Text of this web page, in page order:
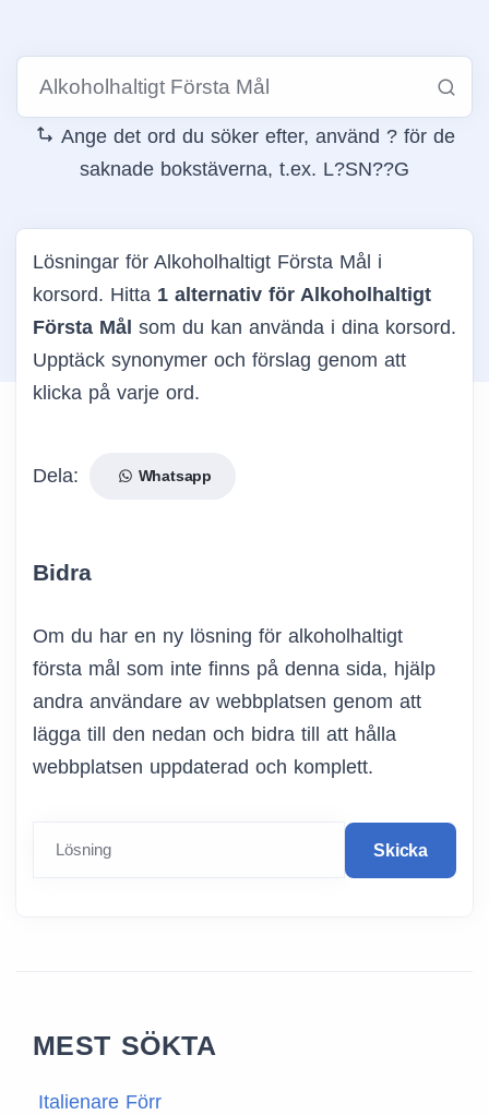
Ange det ord du söker efter, använd ? för de
saknade bokstäverna, t.ex. L?SN??G
Lösningar för Alkoholhaltigt Första Mål i
korsord. Hitta 1 alternativ för Alkoholhaltigt
Första Mål som du kan använda i dina korsord.
Upptäck synonymer och förslag genom att
klicka på varje ord.
Dela: Whatsapp
Bidra
Om du har en ny lösning för alkoholhaltigt
första mål som inte finns på denna sida, hjälp
andra användare av webbplatsen genom att
lägga till den nedan och bidra till att hålla
webbplatsen uppdaterad och komplett.
Lösning Skicka
MEST SÖKTA
Italienare Förr